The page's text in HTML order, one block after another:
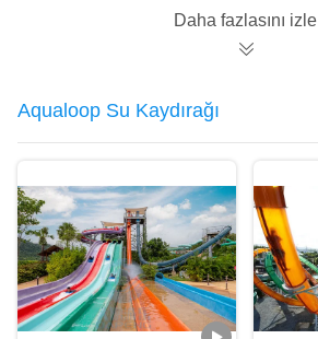
Daha fazlasını izle
Aqualoop Su Kaydırağı